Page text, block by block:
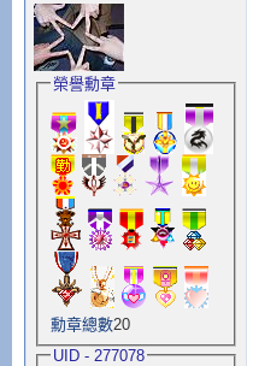
榮譽勳章
勳章總數20
UID - 277078